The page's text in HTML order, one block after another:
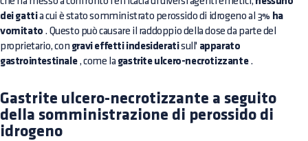
dei gattia cui è stato somministrato perossido di idrogeno al 3% ha
vomitato . Questo può causare il raddoppio della dose da parte del
proprietario, con gravi effetti indesideratisull' apparato
gastrointestinale, come la gastrite ulcero-necrotizzante.
Gastrite ulcero-necrotizzante a seguito
della somministrazione di perossido di
idrogeno